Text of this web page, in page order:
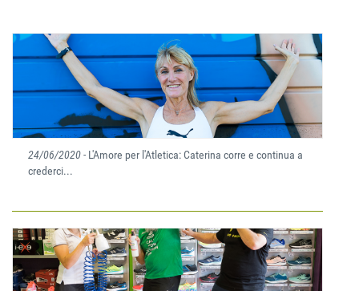
24/06/2020- L'Amore per l'Atletica: Caterina corre e continua a
crederci...